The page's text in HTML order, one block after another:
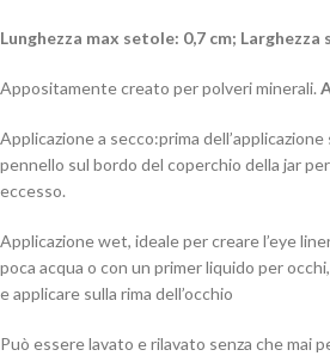
Lunghezza max setole: 0,7 cm; Larghezza
Appositamente creato per polveri minerali.
Applicazione a secco:prima
pennello sul bordo del coperchio della jar
eccesso.
Applicazione wet, ideale per creare l’eye
poca acqua o con un primer liquido per
e applicare sulla rima dell’occhio
Può essere lavato e rilavato senza che mai